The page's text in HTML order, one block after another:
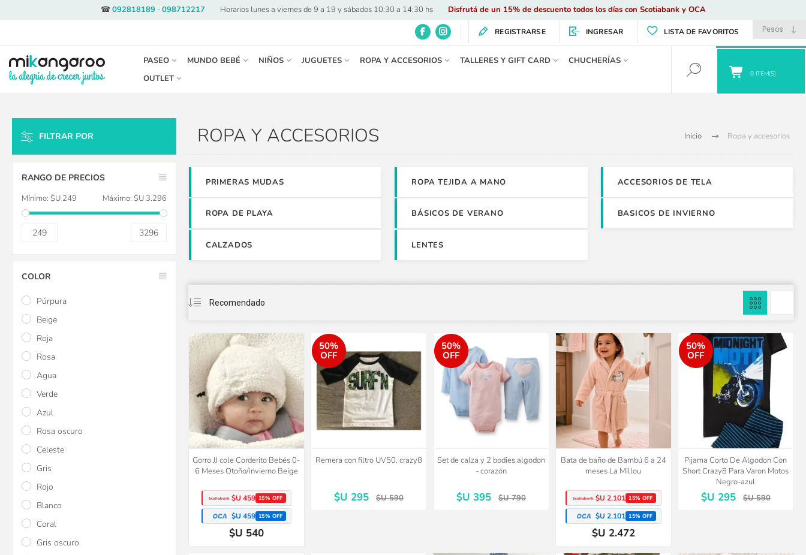
☎092818189-098712217 Horarios lunes a viernes de 9 a 19 y sábados 10:30 a 14:30 hs Disfrutá de un 15% de descuento todos los días con Scotiabank y OCA
REGISTRARSE INGRESAR LISTA DE FAVORITOS
PASEO MUNDO BEBÉ NIÑOS JUGUETES ROPA Y ACCESORIOS TALLERES Y GIFT CARD
CHUCHERÍAS
OUTLET
0 ITEM(S)
Inicio Ropa y accesorios
ROPA Y ACCESORIOS
PRIMERAS MUDAS ROPA TEJIDA A MANO ACCESORIOS DE TELA
ROPA DE PLAYA BÁSICOS DE VERANO BASICOS DE INVIERNO
CALZADOS LENTES
Gorro JJ cole Corderito Bebés 0-
6 Meses Otoño/invierno Beige
$U 459 15% OFF
$U 459 15% OFF
$U 540
50%
OFF
Remera con filtro UV50, crazy8
$U 295 $U 590
50%
OFF
Set de calza y 2 bodies algodon
- corazón
$U 395 $U 790
Bata de baño de Bambú 6 a 24
meses La Millou
$U 2.101 15% OFF
$U 2.101 15% OFF
$U 2.472
50%
OFF
Pijama Corto De Algodon Con
Short Crazy8 Para Varon Motos
Negro-azul
$U 295 $U 590
FILTRAR POR
RANGO DE PRECIOS
Mínimo: $U 249 Máximo: $U 3.296
249 3296
COLOR
Púrpura
Beige
Roja
Rosa
Agua
Verde
Azul
Rosa oscuro
Celeste
Gris
Rojo
Blanco
Coral
Gris oscuro